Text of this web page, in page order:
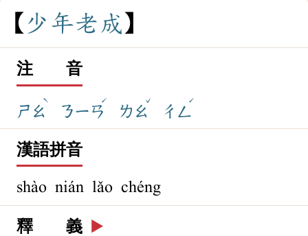
少 年老 成
注 音
ㄕㄠ
ˋ
ㄋㄧㄢ
ˊ
ㄌㄠ
ˇ
ㄔㄥ
ˊ
漢語拼音
shào nián lǎo chéng
釋 義 ▶️